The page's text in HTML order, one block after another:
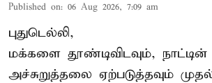
Published on: 06 Aug 2026, 7:09 am
புதுடெல்லி,
மக்களை தூண்டிவிடவும், நாட்டின்
அச்சுறுத்தலை ஏற்படுத்தவும்